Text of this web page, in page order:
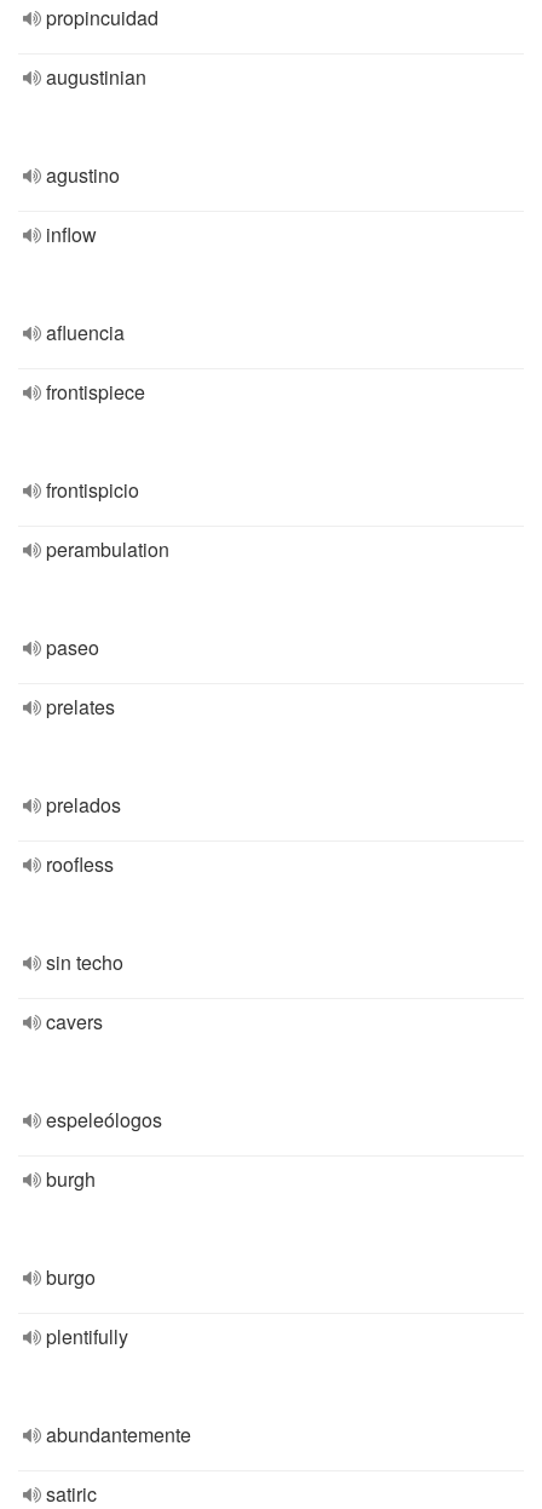
propincuidad
augustinian
agustino
inflow
afluencia
frontispiece
frontispicio
perambulation
paseo
prelates
prelados
roofless
sin techo
cavers
espeleólogos
burgh
burgo
plentifully
abundantemente
satiric